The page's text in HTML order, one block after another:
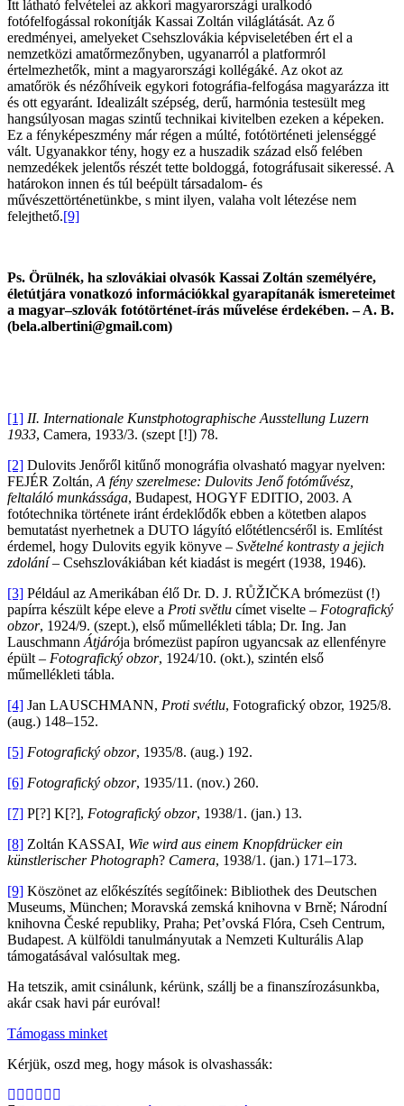
Itt látható felvételei az akkori magyarországi uralkodó
fotófelfogással rokonítják Kassai Zoltán világlátását. Az ő
eredményei, amelyeket Csehszlovákia képviseletében ért el a
nemzetközi amatőrmezőnyben, ugyanarról a platformról
értelmezhetők, mint a magyarországi kollégáké. Az okot az
amatőrök és nézőhíveik egykori fotográfia-felfogása magyarázza itt
és ott egyaránt. Idealizált szépség, derű, harmónia testesült meg
hangsúlyosan magas szintű technikai kivitelben ezeken a képeken.
Ez a fényképeszmény már régen a múlté, fotótörténeti jelenséggé
vált. Ugyanakkor tény, hogy ez a huszadik század első felében
nemzedékek jelentős részét tette boldoggá, fotográfusait sikeressé. A
határokon innen és túl beépült társadalom- és
művészettörténetünkbe, s mint ilyen, valaha volt létezése nem
felejthető.[9]
Ps. Örülnék, ha szlovákiai olvasók Kassai Zoltán személyére,
életútjára vonatkozó információkkal gyarapítanák ismereteimet
a magyar–szlovák fotótörténet-írás művelése érdekében. – A. B.
(bela.albertini@gmail.com)
[1] II. Internationale Kunstphotographische Ausstellung Luzern
1933, Camera, 1933/3. (szept [!]) 78.
[2] Dulovits Jenőről kitűnő monográfia olvasható magyar nyelven:
FEJÉR Zoltán, A fény szerelmese: Dulovits Jenő fotóművész,
feltaláló munkássága, Budapest, HOGYF EDITIO, 2003. A
fotótechnika története iránt érdeklődők ebben a kötetben alapos
bemutatást nyerhetnek a DUTO lágyító előtétlencséről is. Említést
érdemel, hogy Dulovits egyik könyve – Světelné kontrasty a jejich
zdolání– Csehszlovákiában két kiadást is megért (1938, 1946).
[3] Például az Amerikában élő Dr. D. J. RŮŽIČKA brómezüst (!)
papírra készült képe eleve a Proti světlu címet viselte – Fotografický
obzor, 1924/9. (szept.), első műmellékleti tábla; Dr. Ing. Jan
Lauschmann Átjárója brómezüst papíron ugyancsak az ellenfényre
épült – Fotografický obzor, 1924/10. (okt.), szintén első
műmellékleti tábla.
[4] Jan LAUSCHMANN, Proti svétlu, Fotografický obzor, 1925/8.
(aug.) 148–152.
[5] Fotografický obzor, 1935/8. (aug.) 192.
[6] Fotografický obzor, 1935/11. (nov.) 260.
[7] P[?] K[?], Fotografický obzor, 1938/1. (jan.) 13.
[8] Zoltán KASSAI, Wie wird aus einem Knopfdrücker ein
künstlerischer Photograph? Camera, 1938/1. (jan.) 171–173.
[9] Köszönet az előkészítés segítőinek: Bibliothek des Deutschen
Museums, München; Moravská zemská knihovna v Brně; Národní
knihovna České republiky, Praha; Pet’ovská Flóra, Cseh Centrum,
Budapest. A külföldi tanulmányutak a Nemzeti Kulturális Alap
támogatásával valósultak meg.
Ha tetszik, amit csinálunk, kérünk, szállj be a finanszírozásunkba,
akár csak havi pár euróval!
Támogass minket
Kérjük, oszd meg, hogy mások is olvashassák: